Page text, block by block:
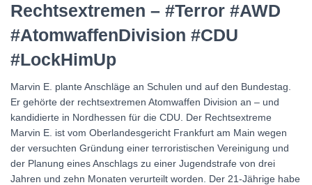
Rechtsextremen – #Terror #AWD
#AtomwaffenDivision #CDU
#LockHimUp
Marvin E. plante Anschläge an Schulen und auf den Bundestag.
Er gehörte der rechtsextremen Atomwaffen Division an – und
kandidierte in Nordhessen für die CDU. Der Rechtsextreme
Marvin E. ist vom Oberlandesgericht Frankfurt am Main wegen
der versuchten Gründung einer terroristischen Vereinigung und
der Planung eines Anschlags zu einer Jugendstrafe von drei
Jahren und zehn Monaten verurteilt worden. Der 21-Jährige habe